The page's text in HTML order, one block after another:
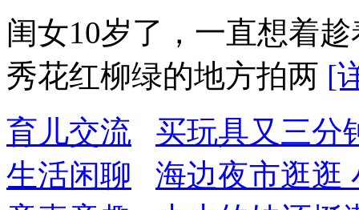
闺女10岁了，一直想着
秀花红柳绿的地方拍两 [
育儿交流
买玩具又三分
生活闲聊
海边夜市逛逛